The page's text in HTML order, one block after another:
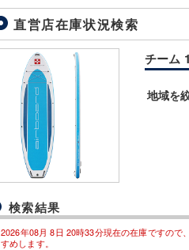
直営店在庫状況検索
チーム
地域を
検索結果
2026年08月 8日 20時33分現在の在庫ですの
すめします。